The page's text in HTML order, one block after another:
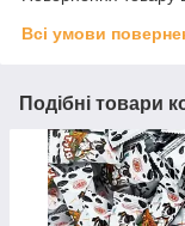
Всі умови
Подібні товари